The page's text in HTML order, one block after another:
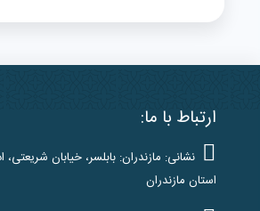
ارتباط با ما:
نشانی: مازندران: بابلسر، خیابان
استان مازندران